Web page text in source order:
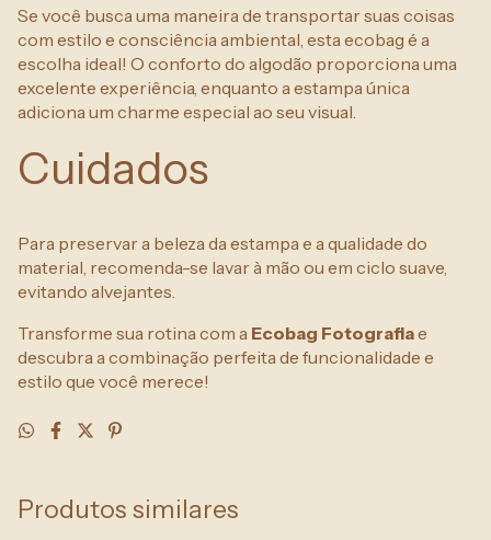
Se você busca uma maneira de transportar suas coisas
com estilo e consciência ambiental, esta ecobag é a
escolha ideal! O conforto do algodão proporciona uma
excelente experiência, enquanto a estampa única
adiciona um charme especial ao seu visual.
Cuidados
Para preservar a beleza da estampa e a qualidade do
material, recomenda-se lavar à mão ou em ciclo suave,
evitando alvejantes.
Transforme sua rotina com a Ecobag Fotografiae
descubra a combinação perfeita de funcionalidade e
estilo que você merece!
Produtos similares